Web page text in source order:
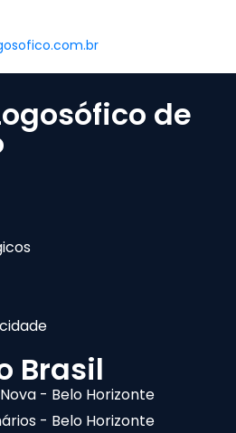
de
Brasil
- Belo Horizonte
- Belo Horizonte